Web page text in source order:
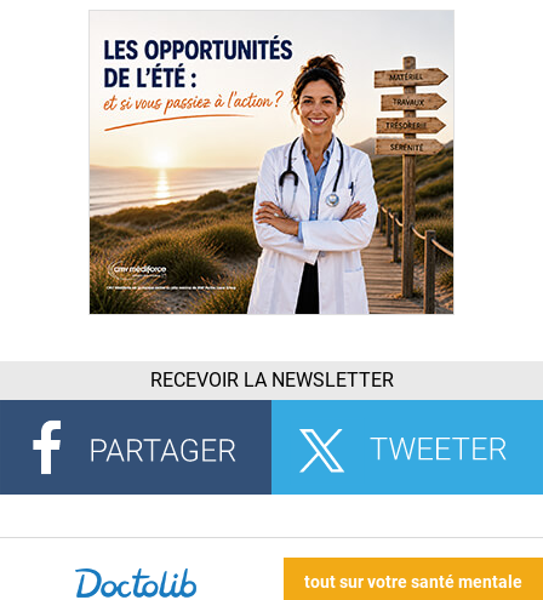
RECEVOIR LA NEWSLETTER
tout sur votre santé mentale